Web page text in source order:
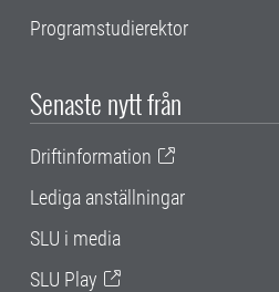
Programstudierektor
Senaste nytt från
Driftinformation
Lediga anställningar
SLU i media
SLU Play